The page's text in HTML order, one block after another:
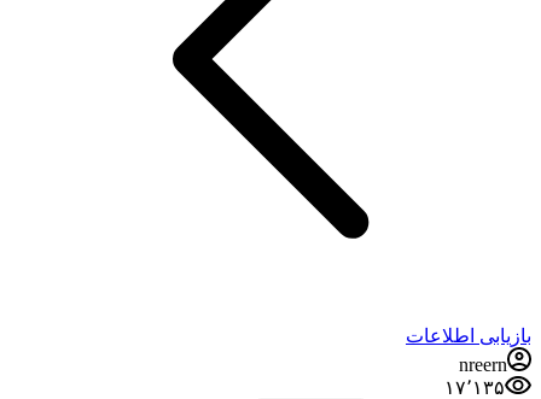
بازیابی اطلاعات
nreern
۱۷٬۱۳۵